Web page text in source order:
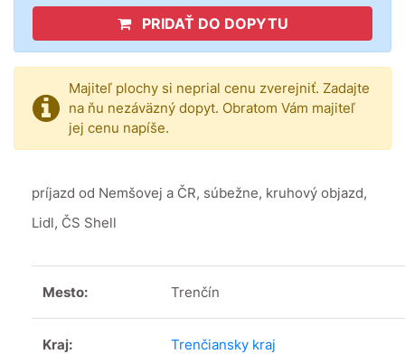
PRIDAŤ DO DOPYTU
Majiteľ plochy si neprial cenu zverejniť. Zadajte
na ňu nezáväzný dopyt. Obratom Vám majiteľ
jej cenu napíše.
príjazd od Nemšovej a ČR, súbežne, kruhový objazd,
Lidl, ČS Shell
Mesto: Trenčín
Kraj: Trenčiansky kraj